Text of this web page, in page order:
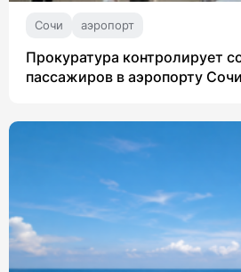
Сочи аэропорт
Прокуратура контролирует
пассажиров в аэропорту Сочи